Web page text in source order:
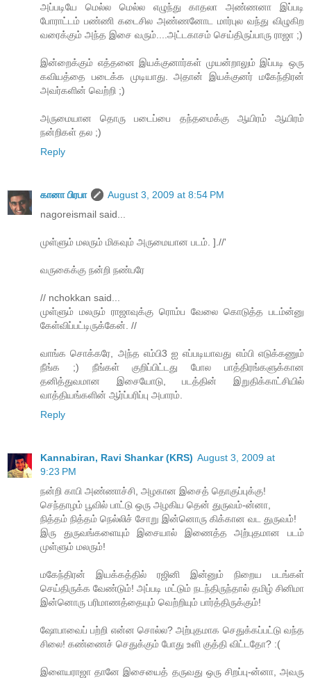
அப்படியே மெல்ல மெல்ல எழுந்து காதலா அண்ணனா இப்படி
போராட்டம் பண்ணி கடைசில அண்ணனோட மார்புல வந்து விழுகிற
வரைக்கும் அந்த இசை வரும்....அட்டகாசம் செய்திருப்பாரு ராஜா ;)
இன்றைக்கும் எத்தனை இயக்குனார்கள் முயன்றாலும் இப்படி ஒரு
கவியத்தை படைக்க முடியாது. அதான் இயக்குனர் மகேந்திரன்
அவர்களின் வெற்றி ;)
அருமையான தொரு படைப்பை தந்தமைக்கு ஆயிரம் ஆயிரம்
நன்றிகள் தல ;)
Reply
கானா பிரபா
August 3, 2009 at 8:54 PM
nagoreismail said...
முள்ளும் மலரும் மிகவும் அருமையான படம். ].//'
வருகைக்கு நன்றி நண்பரே
// nchokkan said...
முள்ளும் மலரும் ராஜாவுக்கு ரொம்ப வேலை கொடுத்த படம்ன்னு
கேள்விப்பட்டிருக்கேன். //
வாங்க சொக்கரே, அந்த எம்பி3 ஐ எப்படியாவது எம்பி எடுக்கணும்
நீங்க ;) நீங்கள் குறிப்பிட்டது போல பாத்திரங்களுக்கான
தனித்துவமான இசையோடு, படத்தின் இறுதிக்காட்சியில்
வாத்தியங்களின் ஆர்ப்பரிப்பு அபாரம்.
Reply
Kannabiran, Ravi Shankar (KRS) August 3, 2009 at
9:23 PM
நன்றி காபி அண்ணாச்சி, அழகான இசைத் தொகுப்புக்கு!
செந்தாழம் பூவில் பாட்டு ஒரு அழகிய தென் துருவம்-ன்னா,
நித்தம் நித்தம் நெல்லிச் சோறு இன்னொரு கிக்கான வட துருவம்!
இரு துருவங்களையும் இசையால் இணைத்த அற்புதமான படம்
முள்ளும் மலரும்!
மகேந்திரன் இயக்கத்தில் ரஜினி இன்னும் நிறைய படங்கள்
செய்திருக்க வேண்டும்! அப்படி மட்டும் நடந்திருந்தால் தமிழ் சினிமா
இன்னொரு பரிமாணத்தையும் வெற்றியும் பார்த்திருக்கும்!
ஷோபாவைப் பற்றி என்ன சொல்ல? அற்புதமாக செதுக்கப்பட்டு வந்த
சிலை! கண்ணைச் செதுக்கும் போது உளி குத்தி விட்டதோ? :(
இளையராஜா தானே இசையைத் தருவது ஒரு சிறப்பு-ன்னா, அவரு